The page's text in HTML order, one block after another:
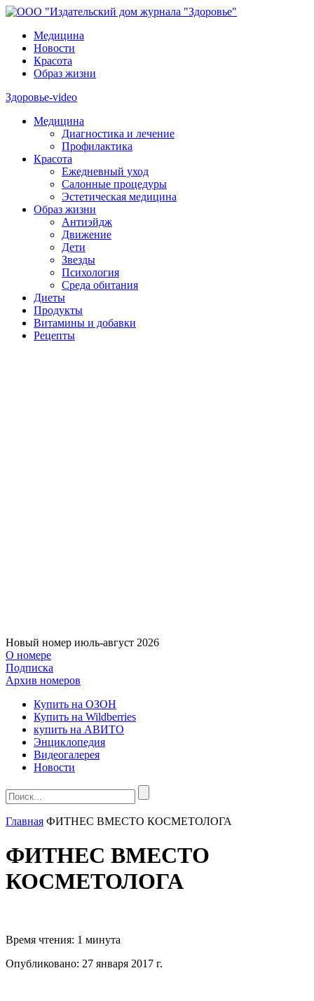
Медицина
Новости
Красота
Образ жизни
Здоровье-video
Медицина
Диагностика и лечение
Профилактика
Красота
Ежедневный уход
Салонные процедуры
Эстетическая медицина
Образ жизни
Антиэйдж
Движение
Дети
Звезды
Психология
Среда обитания
Диеты
Продукты
Витамины и добавки
Рецепты
Новый номер июль-август 2026
О номере
Подписка
Архив номеров
Купить на ОЗОН
Купить на Wildberries
купить на АВИТО
Энциклопедия
Видеогалерея
Новости
Главная ФИТНЕС ВМЕСТО КОСМЕТОЛОГА
ФИТНЕС ВМЕСТО
КОСМЕТОЛОГА
Время чтения: 1 минута
Опубликовано: 27 января 2017 г.